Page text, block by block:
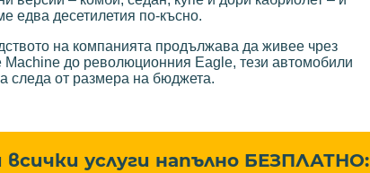
едва десетилетия по-късно.
на компанията продължава да живее чрез
до революционния Eagle, тези автомобили
следа от размера на бюджета.
услуги напълно БЕЗПЛАТНО: